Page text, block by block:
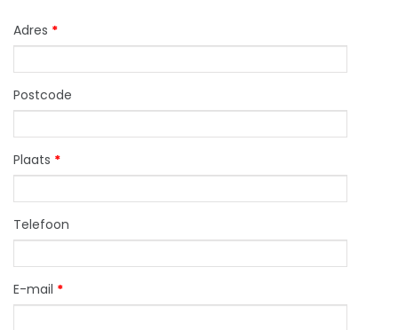
Adres *
Postcode
Plaats *
Telefoon
E-mail *